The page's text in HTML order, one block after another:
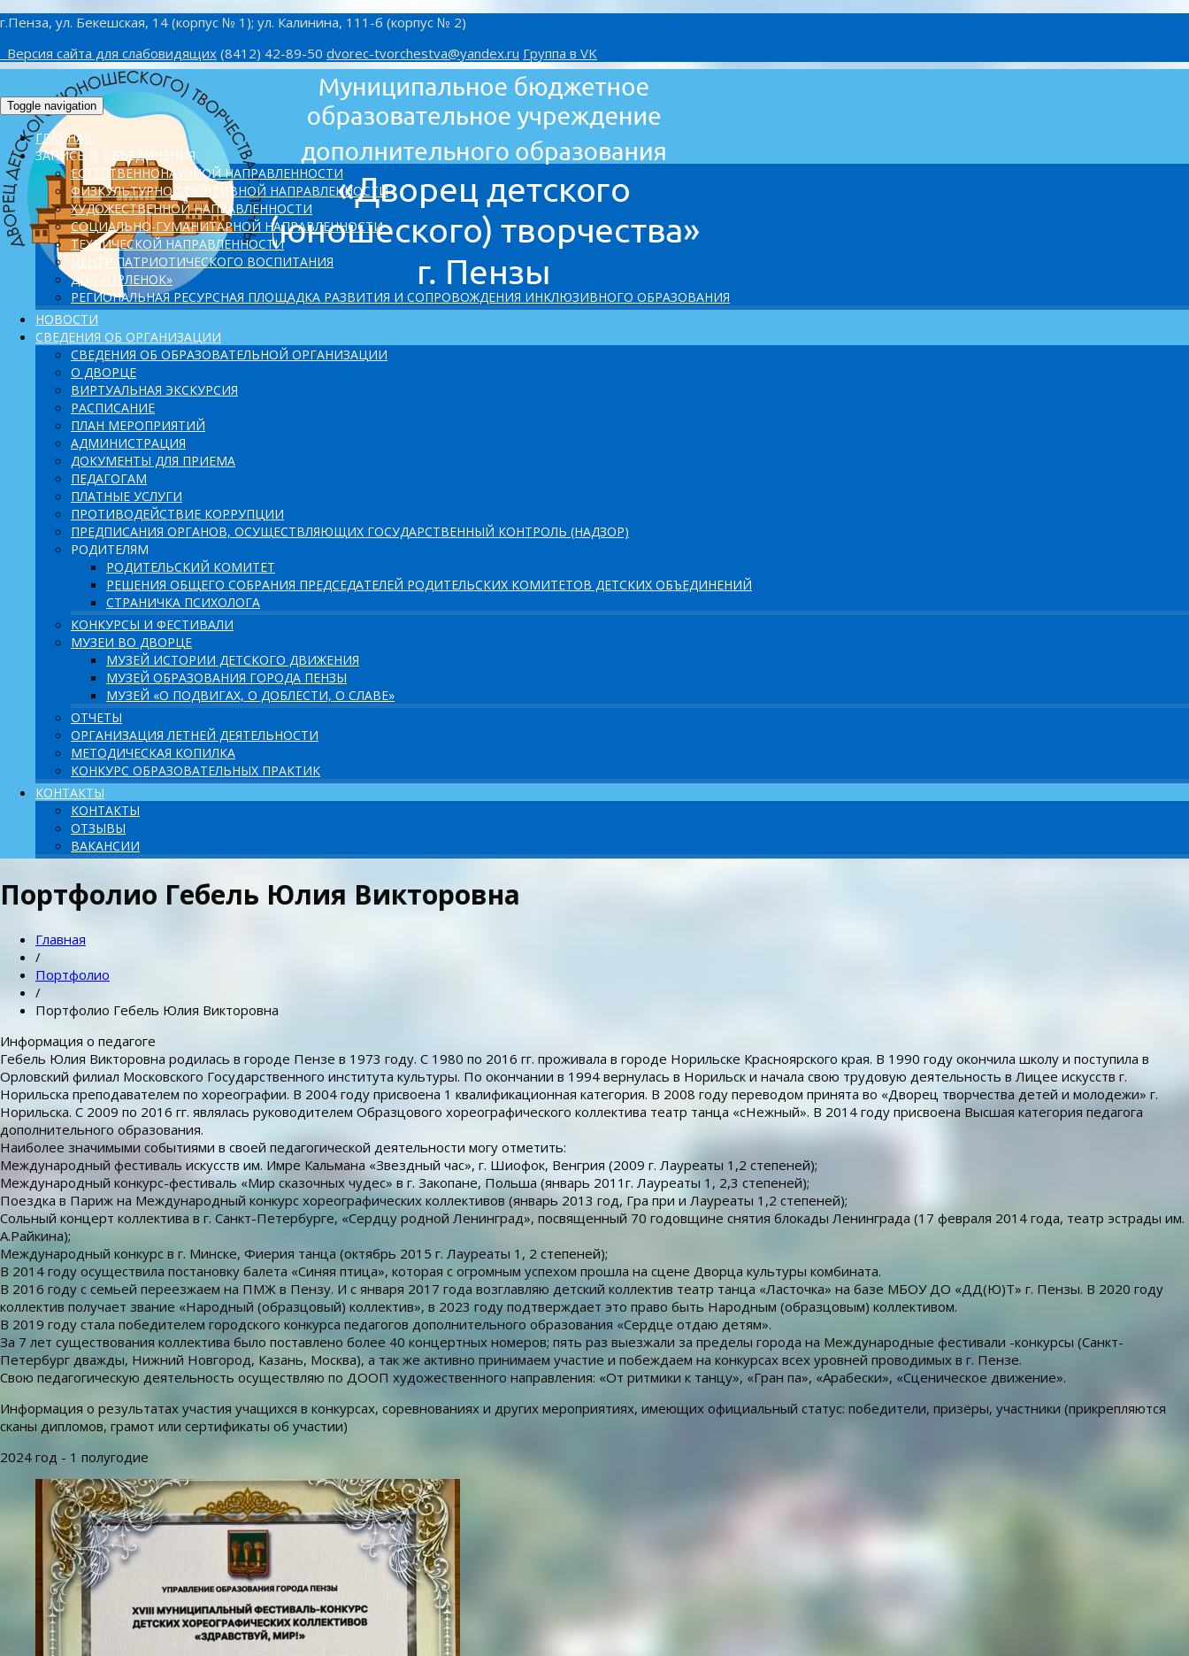
г.Пенза, ул. Бекешская, 14 (корпус № 1); ул. Калинина, 111-б (корпус № 2)
Версия сайта для слабовидящих (8412) 42-89-50 dvorec-tvorchestva@yandex.ru Группа в VK
Toggle navigation
ГЛАВНАЯ
ЗАПИСЬ В ОБЪЕДИНЕНИЯ
ЕСТЕСТВЕННОНАУЧНОЙ НАПРАВЛЕННОСТИ
ФИЗКУЛЬТУРНО-СПОРТИВНОЙ НАПРАВЛЕННОСТИ
ХУДОЖЕСТВЕННОЙ НАПРАВЛЕННОСТИ
СОЦИАЛЬНО-ГУМАНИТАРНОЙ НАПРАВЛЕННОСТИ
ТЕХНИЧЕСКОЙ НАПРАВЛЕННОСТИ
ЦЕНТР ПАТРИОТИЧЕСКОГО ВОСПИТАНИЯ
ДОЛ «ОРЛЕНОК»
PЕГИОНАЛЬНАЯ РЕСУРСНАЯ ПЛОЩАДКА РАЗВИТИЯ И СОПРОВОЖДЕНИЯ ИНКЛЮЗИВНОГО ОБРАЗОВАНИЯ
НОВОСТИ
СВЕДЕНИЯ ОБ ОРГАНИЗАЦИИ
СВЕДЕНИЯ ОБ ОБРАЗОВАТЕЛЬНОЙ ОРГАНИЗАЦИИ
О ДВОРЦЕ
ВИРТУАЛЬНАЯ ЭКСКУРСИЯ
РАСПИСАНИЕ
ПЛАН МЕРОПРИЯТИЙ
АДМИНИСТРАЦИЯ
ДОКУМЕНТЫ ДЛЯ ПРИЕМА
ПЕДАГОГАМ
ПЛАТНЫЕ УСЛУГИ
ПРОТИВОДЕЙСТВИЕ КОРРУПЦИИ
ПРЕДПИСАНИЯ ОРГАНОВ, ОСУЩЕСТВЛЯЮЩИХ ГОСУДАРСТВЕННЫЙ КОНТРОЛЬ (НАДЗОР)
РОДИТЕЛЯМ
РОДИТЕЛЬСКИЙ КОМИТЕТ
РЕШЕНИЯ ОБЩЕГО СОБРАНИЯ ПРЕДСЕДАТЕЛЕЙ РОДИТЕЛЬСКИХ КОМИТЕТОВ ДЕТСКИХ ОБЪЕДИНЕНИЙ
СТРАНИЧКА ПСИХОЛОГА
КОНКУРСЫ И ФЕСТИВАЛИ
МУЗЕИ ВО ДВОРЦЕ
МУЗЕЙ ИСТОРИИ ДЕТСКОГО ДВИЖЕНИЯ
МУЗЕЙ ОБРАЗОВАНИЯ ГОРОДА ПЕНЗЫ
МУЗЕЙ «О ПОДВИГАХ, О ДОБЛЕСТИ, О СЛАВЕ»
ОТЧЕТЫ
ОРГАНИЗАЦИЯ ЛЕТНЕЙ ДЕЯТЕЛЬНОСТИ
МЕТОДИЧЕСКАЯ КОПИЛКА
КОНКУРС ОБРАЗОВАТЕЛЬНЫХ ПРАКТИК
КОНТАКТЫ
КОНТАКТЫ
ОТЗЫВЫ
ВАКАНСИИ
Портфолио Гебель Юлия Викторовна
Главная
/
Портфолио
/
Портфолио Гебель Юлия Викторовна
Информация о педагоге
Гебель Юлия Викторовна родилась в городе Пензе в 1973 году. С 1980 по 2016 гг. проживала в городе Норильске Красноярского края. В 1990 году окончила школу и поступила в
Орловский филиал Московского Государственного института культуры. По окончании в 1994 вернулась в Норильск и начала свою трудовую деятельность в Лицее искусств г.
Норильска преподавателем по хореографии. В 2004 году присвоена 1 квалификационная категория. В 2008 году переводом принята во «Дворец творчества детей и молодежи» г.
Норильска. С 2009 по 2016 гг. являлась руководителем Образцового хореографического коллектива театр танца «сНежный». В 2014 году присвоена Высшая категория педагога
дополнительного образования.
Наиболее значимыми событиями в своей педагогической деятельности могу отметить:
Международный фестиваль искусств им. Имре Кальмана «Звездный час», г. Шиофок, Венгрия (2009 г. Лауреаты 1,2 степеней);
Международный конкурс-фестиваль «Мир сказочных чудес» в г. Закопане, Польша (январь 2011г. Лауреаты 1, 2,3 степеней);
Поездка в Париж на Международный конкурс хореографических коллективов (январь 2013 год, Гра при и Лауреаты 1,2 степеней);
Сольный концерт коллектива в г. Санкт-Петербурге, «Сердцу родной Ленинград», посвященный 70 годовщине снятия блокады Ленинграда (17 февраля 2014 года, театр эстрады им.
А.Райкина);
Международный конкурс в г. Минске, Фиерия танца (октябрь 2015 г. Лауреаты 1, 2 степеней);
В 2014 году осуществила постановку балета «Синяя птица», которая с огромным успехом прошла на сцене Дворца культуры комбината.
В 2016 году с семьей переезжаем на ПМЖ в Пензу. И с января 2017 года возглавляю детский коллектив театр танца «Ласточка» на базе МБОУ ДО «ДД(Ю)Т» г. Пензы. В 2020 году
коллектив получает звание «Народный (образцовый) коллектив», в 2023 году подтверждает это право быть Народным (образцовым) коллективом.
В 2019 году стала победителем городского конкурса педагогов дополнительного образования «Сердце отдаю детям».
За 7 лет существования коллектива было поставлено более 40 концертных номеров; пять раз выезжали за пределы города на Международные фестивали -конкурсы (Санкт-
Петербург дважды, Нижний Новгород, Казань, Москва), а так же активно принимаем участие и побеждаем на конкурсах всех уровней проводимых в г. Пензе.
Свою педагогическую деятельность осуществляю по ДООП художественного направления: «От ритмики к танцу», «Гран па», «Арабески», «Сценическое движение».
Информация о результатах участия учащихся в конкурсах, соревнованиях и других мероприятиях, имеющих официальный статус: победители, призёры, участники (прикрепляются
сканы дипломов, грамот или сертификаты об участии)
2024 год - 1 полугодие